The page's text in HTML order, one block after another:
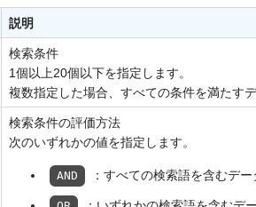
説明
検索条件
1個以上20個以下を指定します。
複数指定した場合、すべての条件を満たす
検索条件の評価方法
次のいずれかの値を指定します。
AND ：すべての検索語を含むデ